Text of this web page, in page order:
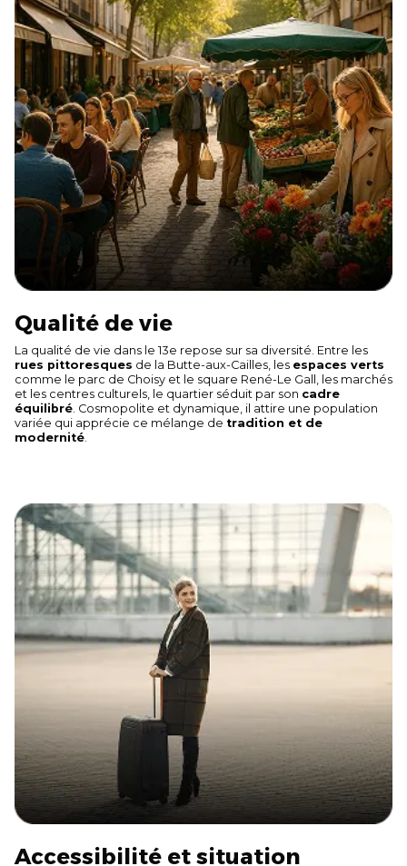
Qualité de vie
La qualité de vie dans le 13e repose sur sa diversité. Entre les
rues pittoresques de la Butte-aux-Cailles, les espaces verts
comme le parc de Choisy et le square René-Le Gall, les marchés
et les centres culturels, le quartier séduit par son cadre
équilibré. Cosmopolite et dynamique, il attire une population
variée qui apprécie ce mélange de tradition et de
modernité.
Accessibilité et situation